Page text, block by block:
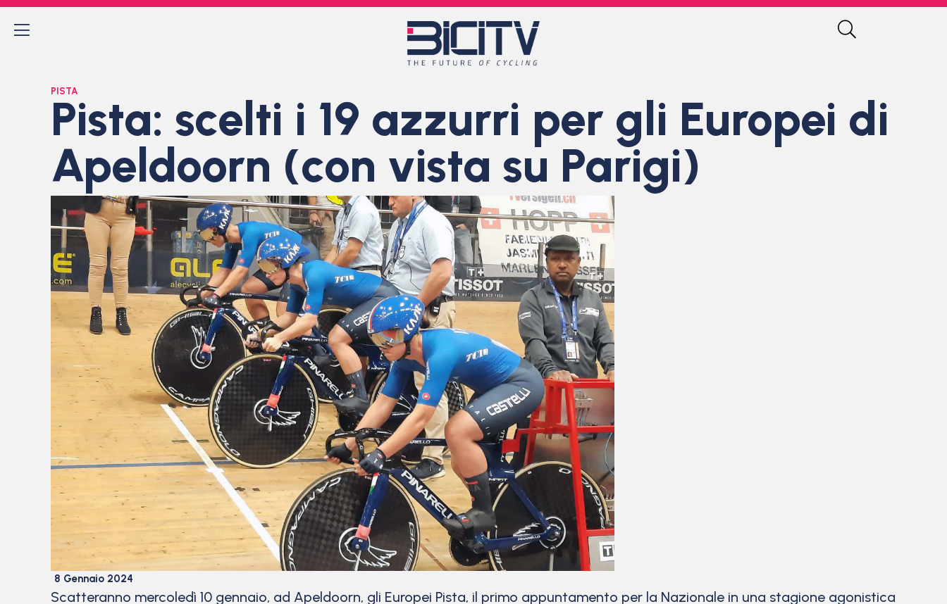
PISTA
Pista: scelti i 19 azzurri per gli Europei di
Apeldoorn (con vista su Parigi)
8 Gennaio 2024
Scatteranno mercoledì 10 gennaio, ad Apeldoorn, gli Europei Pista, il primo appuntamento per la Nazionale in una stagione agonistica